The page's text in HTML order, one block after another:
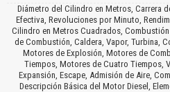
Diámetro del Cilindro en Metros, Carrera
Efectiva, Revoluciones por Minuto,
Cilindro en Metros Cuadrados,
de Combustión, Caldera, Vapor, Turbina,
Motores de Explosión, Motores de
Tiempos, Motores de Cuatro Tiempos,
Expansión, Escape, Admisión de Aire,
Descripción Básica del Motor Diesel,